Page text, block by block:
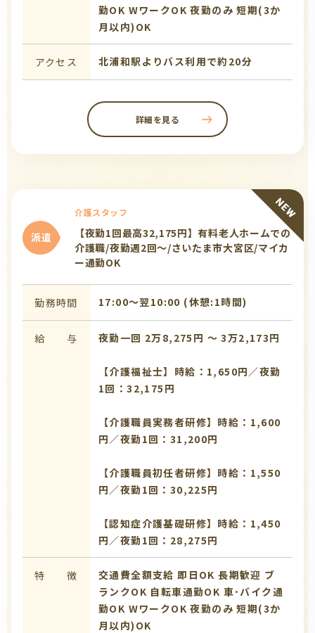
勤OK WワークOK 夜勤のみ 短期(3か
月以内)OK
アクセス 北浦和駅よりバス利用で約20分
詳細を見る
派遣
介護スタッフ
【夜勤1回最高32,175円】有料老人ホームでの
介護職/夜勤週2回～/さいたま市大宮区/マイカ
ー通勤OK
勤務時間 17:00〜翌10:00 (休憩:1時間)
給 与 夜勤一回 2万8,275円 〜 3万2,173円
【介護福祉士】時給：1,650円／夜勤
1回：32,175円
【介護職員実務者研修】時給：1,600
円／夜勤1回：31,200円
【介護職員初任者研修】時給：1,550
円／夜勤1回：30,225円
【認知症介護基礎研修】時給：1,450
円／夜勤1回：28,275円
特 徴 交通費全額支給 即日OK 長期歓迎 ブ
ランクOK 自転車通勤OK 車･バイク通
勤OK WワークOK 夜勤のみ 短期(3か
月以内)OK